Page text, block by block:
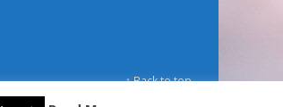
↑ Back to top